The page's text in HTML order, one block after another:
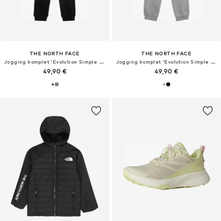
THE NORTH FACE
Jogging komplet 'Evolution Simple Dome'
49,90 €
THE NORTH FACE
Jogging komplet 'Evolution Simple Done'
49,90 €